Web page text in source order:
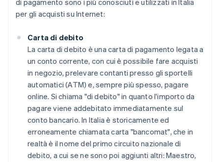
di pagamento sono i più conosciuti e utilizzati in Italia
per gli acquisti su Internet:
Carta di debito
La carta di debito è una carta di pagamento legata a
un conto corrente, con cui è possibile fare acquisti
in negozio, prelevare contanti presso gli sportelli
automatici (ATM) e, sempre più spesso, pagare
online. Si chiama "di debito" in quanto l'importo da
pagare viene addebitato immediatamente sul
conto bancario. In Italia è storicamente ed
erroneamente chiamata carta "bancomat", che in
realtà è il nome del primo circuito nazionale di
debito, a cui se ne sono poi aggiunti altri: Maestro,